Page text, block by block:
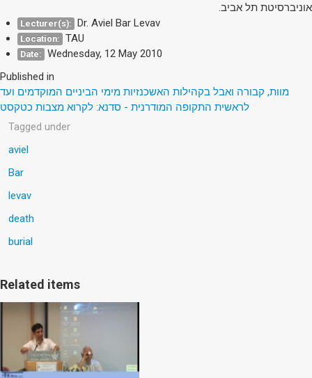
אוניברסיטת תל אביב.
Lecturer(s): Dr. Aviel Bar Levav
Location: TAU
Date: Wednesday, 12 May 2010
Published in
מוות, קבורה ואבל בקהילות האשכנזיות מימי הביניים המוקדמים ועד
לראשית התקופה המודרנית - סדנא: לקרוא מצבות כטקסט
Tagged under
aviel
Bar
levav
death
burial
Related items